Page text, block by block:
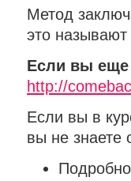
Метод
это называют
Если вы еще
http://
Если вы в
вы не